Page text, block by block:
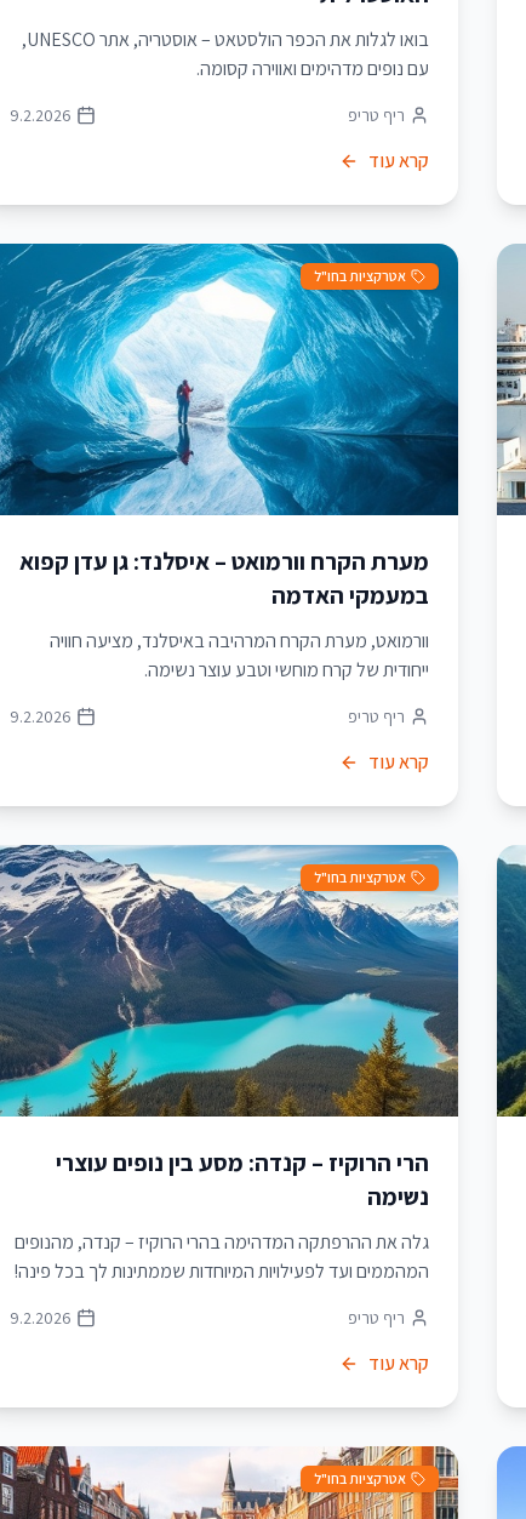
בואו לגלות את הכפר הולסטאט – אוסטריה, אתר UNESCO,
עם נופים מדהימים ואווירה קסומה.
ריף טריפ 9.2.2026
קרא עוד
אטרקציות בחו"ל
מערת הקרח וורמואט – איסלנד: גן עדן קפוא
במעמקי האדמה
וורמואט, מערת הקרח המרהיבה באיסלנד, מציעה חוויה
ייחודית של קרח מוחשי וטבע עוצר נשימה.
ריף טריפ 9.2.2026
קרא עוד
אטרקציות בחו"ל
הרי הרוקיז – קנדה: מסע בין נופים עוצרי
נשימה
גלה את ההרפתקה המדהימה בהרי הרוקיז – קנדה, מהנופים
המהממים ועד לפעילויות המיוחדות שממתינות לך בכל פינה!
ריף טריפ 9.2.2026
קרא עוד
אטרקציות בחו"ל